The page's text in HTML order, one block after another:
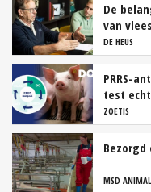
De
van
DE HEUS
PRRS-
test
ZOETIS
Bezorgd
MSD